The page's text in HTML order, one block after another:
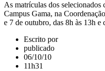
As matrículas dos selecionados
Campus Gama, na
e 7 de outubro, das 8h às 13h e
Escrito por
publicado
06/10/10
11h31